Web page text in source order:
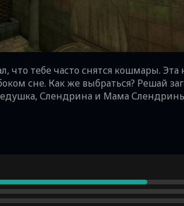
что тебе часто снятся кошмары. Эта
сне. Как же выбраться? Решай
Слендрина и Мама
новые и новые тайны, чтобы
сложности, множество
ИГРА, СОЗДАННАЯ МНОЙ -